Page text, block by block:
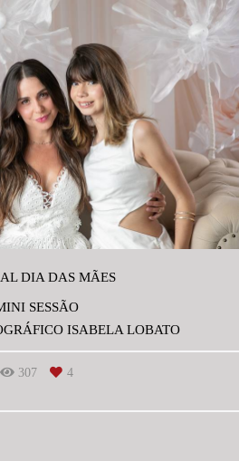
DIA DAS MÃES
SESSÃO
ISABELA LOBATO
307 4